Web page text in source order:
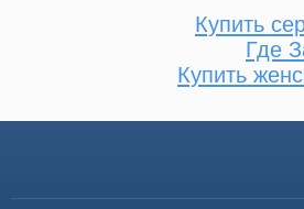
Купить
Где
Купить